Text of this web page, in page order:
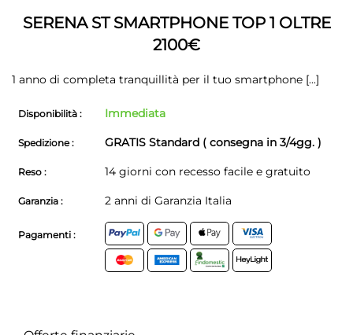
immagini
SERENA ST SMARTPHONE TOP 1 OLTRE
2100€
1 anno di completa tranquillità per il tuo smartphone [...]
Disponibilità : Immediata
Spedizione : GRATIS Standard ( consegna in 3/4gg. )
Reso : 14 giorni con recesso facile e gratuito
Garanzia : 2 anni di Garanzia Italia
Pagamenti :